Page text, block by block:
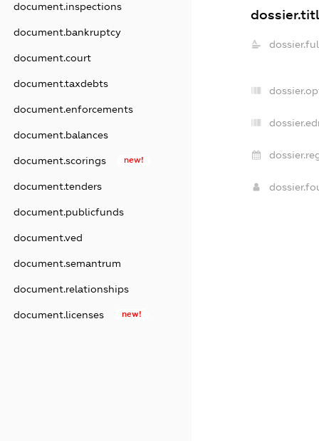
document.inspections
document.bankruptcy
document.court
document.taxdebts
document.enforcements
document.balances
document.scorings new!
document.tenders
document.publicfunds
document.ved
document.semantrum
document.relationships
document.licenses new!